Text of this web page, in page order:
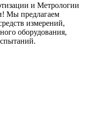
и Метрологии
Мы предлагаем
измерений,
оборудования,